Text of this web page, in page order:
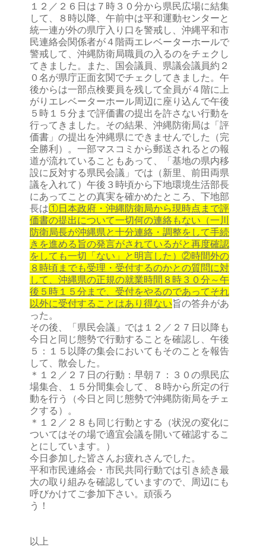
１２／２６日は７時３０分から県民広場に結集
して、８時以降、午前中は平和運動センターと
統一連が外の県庁入り口を警戒し、沖縄平和市
民連絡会関係者が４階両エレベーターホールで
警戒して、沖縄防衛局職員の入るのをチェクし
てきました。また、国会議員、県議会議員約２
０名が県庁正面玄関でチェクしてきました。午
後からは一部点検要員を残して全員が４階に上
がりエレベーターホール周辺に座り込んで午後
５時１５分まで評価書の提出を許さない行動を
行ってきました。その結果、沖縄防衛局は「評
価書」の提出を沖縄県にできませんでした（完
全勝利）。一部マスコミから郵送されるとの報
道が流れていることもあって、「基地の県内移
設に反対する県民会議」では（新里、前田両県
議を入れて）午後３時頃から下地環境生活部長
にあってことの真実を確かめたところ、下地部
長は①日本政府・沖縄防衛局から現時点まで評
価書の提出について一切何の連絡もない（一川
防衛局長が沖縄県と十分連絡・調整をして手続
きを進める旨の発言がされているがと再度確認
をしても一切「ない」と明言した）②時間外の
８時頃までも受理・受付するのかとの質問に対
して、沖縄県の正規の就業時間８時３０分～午
後５時１５分まで、受付をやるのであってそれ
以外に受付することはあり得ない旨の答弁があ
った。
その後、「県民会議」では１２／２７日以降も
今日と同じ態勢で行動することを確認し、午後
５：１５以降の集会においてもそのことを報告
して、散会した。
＊１２／２７日の行動：早朝７：３０の県民広
場集合、１５分間集会して、８時から所定の行
動を行う（今日と同じ態勢で沖縄防衛局をチェ
クする）。
＊１２／２８も同じ行動とする（状況の変化に
ついてはその場で適宜会議を開いて確認するこ
とにしています。）
今日参加した皆さんお疲れさんでした。
平和市民連絡会・市民共同行動では引き続き最
大の取り組みを確認していますので、周辺にも
呼びかけてご参加下さい。頑張ろ
う！
以上